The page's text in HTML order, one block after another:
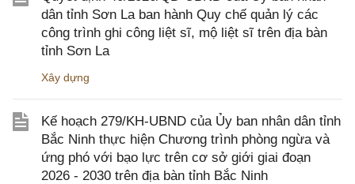
dân tỉnh Sơn La ban hành Quy chế quản lý các
công trình ghi công liệt sĩ, mộ liệt sĩ trên địa bàn
tỉnh Sơn La
Xây dựng
Kế hoạch 279/KH-UBND của Ủy ban nhân dân tỉnh
Bắc Ninh thực hiện Chương trình phòng ngừa và
ứng phó với bạo lực trên cơ sở giới giai đoạn
2026 - 2030 trên địa bàn tỉnh Bắc Ninh